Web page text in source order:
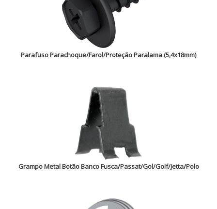
Parafuso Parachoque/Farol/Proteção Paralama (5,4x18mm)
Grampo Metal Botão Banco Fusca/Passat/Gol/Golf/Jetta/Polo